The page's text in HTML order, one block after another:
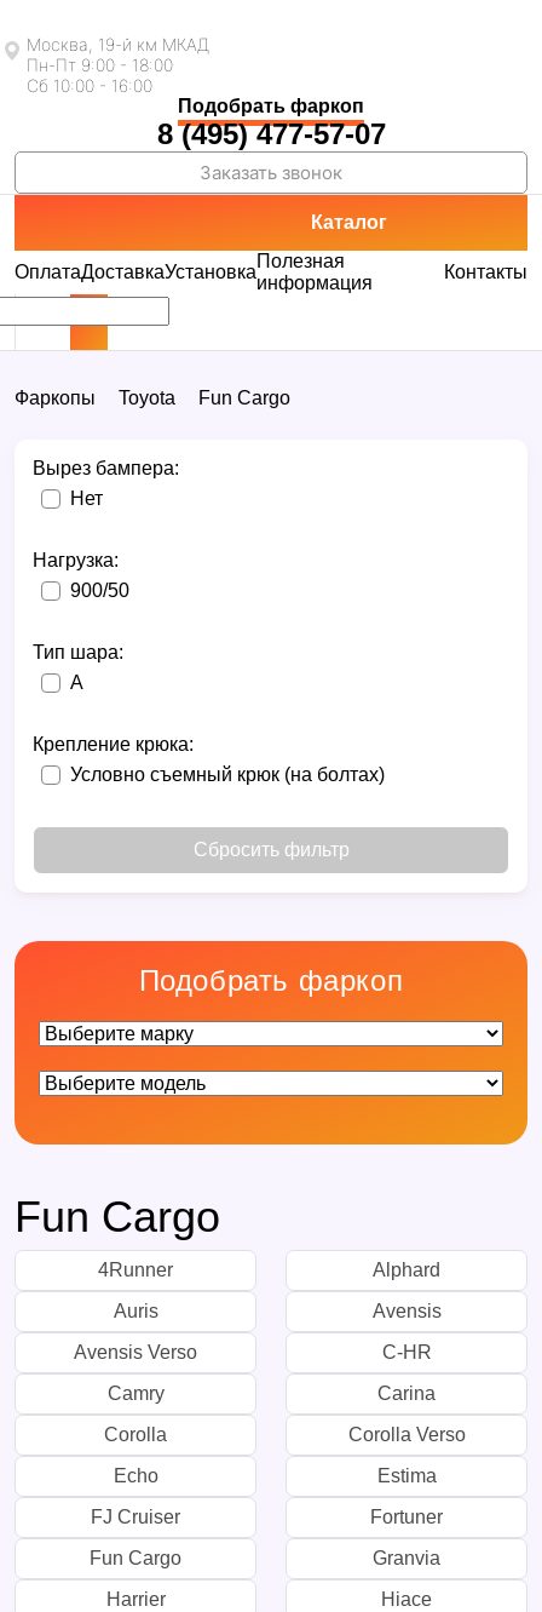
Москва, 19-й км МКАД
Пн-Пт 9:00 - 18:00
Сб 10:00 - 16:00
Подобрать фаркоп
8 (495) 477-57-07
Заказать звонок
Каталог
ОплатаДоставкаУстановка
Полезная
информация
Контакты
Фаркопы Toyota Fun Cargo
Вырез бампера:
Нет
Нагрузка:
900/50
Тип шара:
A
Крепление крюка:
Условно съемный крюк (на болтах)
Сбросить фильтр
Подобрать фаркоп
Fun Cargo
4Runner
Alphard
Auris
Avensis
Avensis Verso
C-HR
Camry
Carina
Corolla
Corolla Verso
Echo
Estima
FJ Cruiser
Fortuner
Fun Cargo
Granvia
Harrier
Hiace